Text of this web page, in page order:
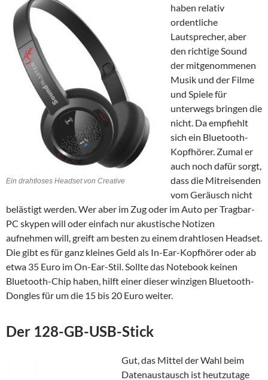
Ein drahtloses Headset von Creative
haben relativ
ordentliche
Lautsprecher, aber
den richtige Sound
der mitgenommenen
Musik und der Filme
und Spiele für
unterwegs bringen die
nicht. Da empfiehlt
sich ein Bluetooth-
Kopfhörer. Zumal er
auch noch dafür sorgt,
dass die Mitreisenden
vom Geräusch nicht
belästigt werden. Wer aber im Zug oder im Auto per Tragbar-
PC skypen will oder einfach nur akustische Notizen
aufnehmen will, greift am besten zu einem drahtlosen Headset.
Die gibt es für ganz kleines Geld als In-Ear-Kopfhörer oder ab
etwa 35 Euro im On-Ear-Stil. Sollte das Notebook keinen
Bluetooth-Chip haben, hilft einer dieser winzigen Bluetooth-
Dongles für um die 15 bis 20 Euro weiter.
Der 128-GB-USB-Stick
Gut, das Mittel der Wahl beim
Datenaustausch ist heutzutage